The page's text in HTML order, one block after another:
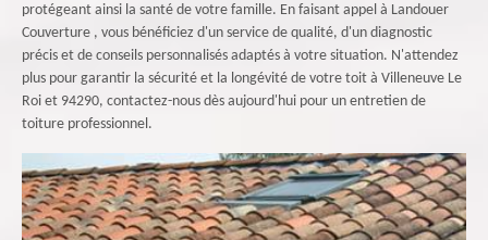
protégeant ainsi la santé de votre famille. En faisant appel à Landouer
Couverture , vous bénéficiez d'un service de qualité, d'un diagnostic
précis et de conseils personnalisés adaptés à votre situation. N'attendez
plus pour garantir la sécurité et la longévité de votre toit à Villeneuve Le
Roi et 94290, contactez-nous dès aujourd'hui pour un entretien de
toiture professionnel.